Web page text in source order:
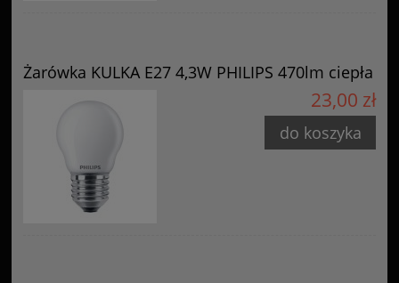
Żarówka KULKA E27 4,3W PHILIPS 470lm ciepła
23,00 zł
do koszyka